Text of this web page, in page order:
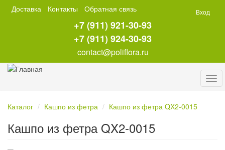
Перейти
Доставка Контакты Обратная связь
+7 (911) 921-30-93
+7 (911) 924-30-93
contact@poliflora.ru
Вход
Каталог
Кашпо из фетра Кашпо из фетра QX2-0015
Кашпо из фетра QX2-0015